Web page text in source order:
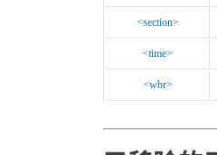
<section>
<time>
<wbr>